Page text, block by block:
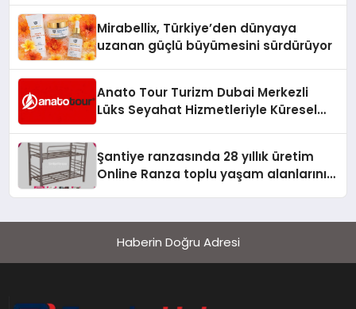
Mirabellix, Türkiye’den dünyaya
uzanan güçlü büyümesini sürdürüyor
Anato Tour Turizm Dubai Merkezli
Lüks Seyahat Hizmetleriyle Küresel
Şantiye ranzasında 28 yıllık üretim
Online Ranza toplu yaşam alanlarını
Haberin Doğru Adresi